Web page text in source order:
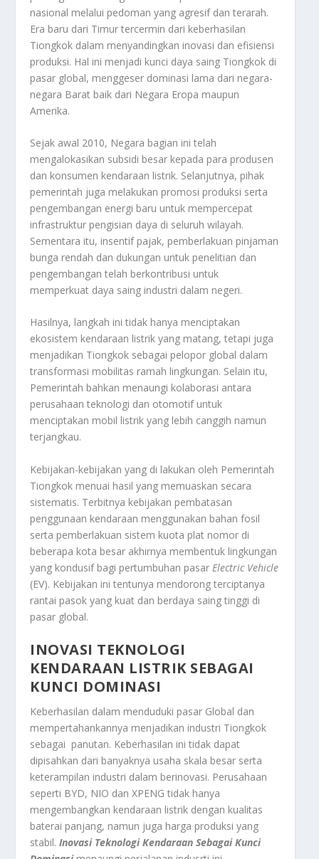
nasional melalui pedoman yang agresif dan terarah.
Era baru dari Timur tercermin dari keberhasilan
Tiongkok dalam menyandingkan inovasi dan efisiensi
produksi. Hal ini menjadi kunci daya saing Tiongkok di
pasar global, menggeser dominasi lama dari negara-
negara Barat baik dari Negara Eropa maupun
Amerika.
Sejak awal 2010, Negara bagian ini telah
mengalokasikan subsidi besar kepada para produsen
dan konsumen kendaraan listrik. Selanjutnya, pihak
pemerintah juga melakukan promosi produksi serta
pengembangan energi baru untuk mempercepat
infrastruktur pengisian daya di seluruh wilayah.
Sementara itu, insentif pajak, pemberlakuan pinjaman
bunga rendah dan dukungan untuk penelitian dan
pengembangan telah berkontribusi untuk
memperkuat daya saing industri dalam negeri.
Hasilnya, langkah ini tidak hanya menciptakan
ekosistem kendaraan listrik yang matang, tetapi juga
menjadikan Tiongkok sebagai pelopor global dalam
transformasi mobilitas ramah lingkungan. Selain itu,
Pemerintah bahkan menaungi kolaborasi antara
perusahaan teknologi dan otomotif untuk
menciptakan mobil listrik yang lebih canggih namun
terjangkau.
Kebijakan-kebijakan yang di lakukan oleh Pemerintah
Tiongkok menuai hasil yang memuaskan secara
sistematis. Terbitnya kebijakan pembatasan
penggunaan kendaraan menggunakan bahan fosil
serta pemberlakuan sistem kuota plat nomor di
beberapa kota besar akhirnya membentuk lingkungan
yang kondusif bagi pertumbuhan pasar Electric Vehicle
(EV). Kebijakan ini tentunya mendorong terciptanya
rantai pasok yang kuat dan berdaya saing tinggi di
pasar global.
INOVASI TEKNOLOGI
KENDARAAN LISTRIK SEBAGAI
KUNCI DOMINASI
Keberhasilan dalam menduduki pasar Global dan
mempertahankannya menjadikan industri Tiongkok
sebagai panutan. Keberhasilan ini tidak dapat
dipisahkan dari banyaknya usaha skala besar serta
keterampilan industri dalam berinovasi. Perusahaan
seperti BYD, NIO dan XPENG tidak hanya
mengembangkan kendaraan listrik dengan kualitas
baterai panjang, namun juga harga produksi yang
stabil.Inovasi Teknologi Kendaraan Sebagai Kunci